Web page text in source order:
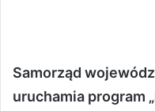
Samorząd
uruchamia program